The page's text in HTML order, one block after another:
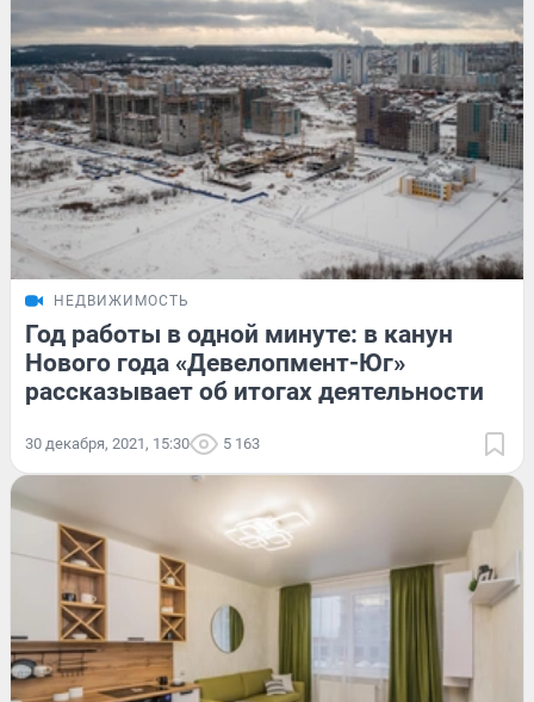
НЕДВИЖИМОСТЬ
Год работы в одной минуте: в канун
Нового года «Девелопмент-Юг»
рассказывает об итогах деятельности
30 декабря, 2021, 15:30 5 163